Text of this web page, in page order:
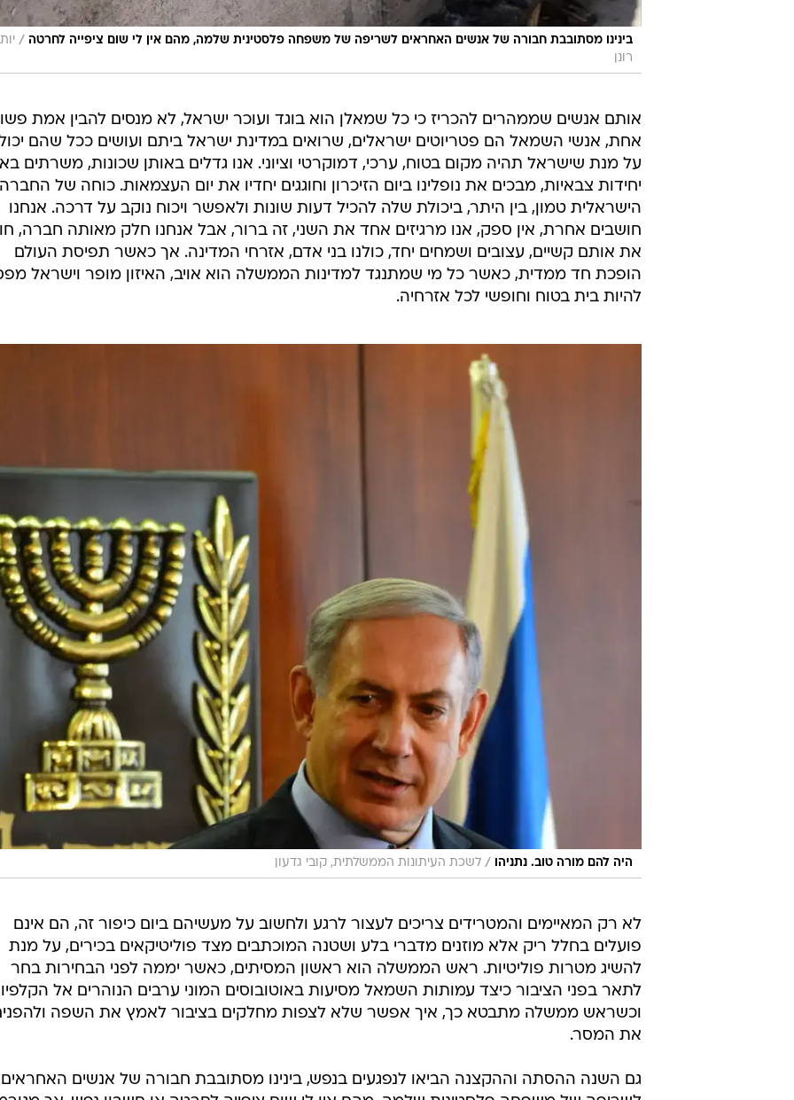
בינינו מסתובבת חבורה של אנשים האחראים לשריפה של משפחה פלסטינית שלמה, מהם אין לי שום ציפייה לחרטה /
רונן
על מנת שישראל תהיה מקום בטוח, ערכי, דמוקרטי וציוני. אנו גדלים באותן שכונות, משרתים
יחידות צבאיות, מבכים את נופלינו ביום הזיכרון וחוגגים יחדיו את יום העצמאות. כוחה של החברה
הישראלית טמון, בין היתר, ביכולת שלה להכיל דעות שונות ולאפשר ויכוח נוקב על דרכה. אנחנו
חושבים אחרת, אין ספק, אנו מרגיזים אחד את השני, זה ברור, אבל אנחנו חלק מאותה חברה,
את אותם קשיים, עצובים ושמחים יחד, כולנו בני אדם, אזרחי המדינה. אך כאשר תפיסת העולם
הופכת חד ממדית, כאשר כל מי שמתנגד למדינות הממשלה הוא אויב, האיזון מופר וישראל
להיות בית בטוח וחופשי לכל אזרחיה.